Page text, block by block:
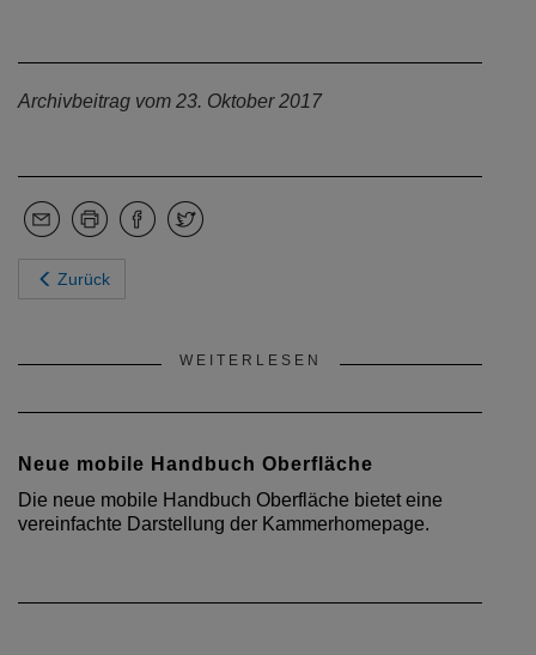
Archivbeitrag vom 23. Oktober 2017
Zurück
WEITERLESEN
Neue mobile Handbuch Oberfläche
Die neue mobile Handbuch Oberfläche bietet eine
vereinfachte Darstellung der Kammerhomepage.